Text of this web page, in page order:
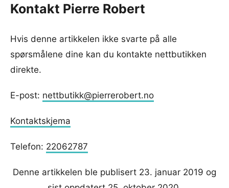
Kontakt Pierre Robert
Hvis denne artikkelen ikke svarte på alle
spørsmålene dine kan du kontakte nettbutikken
direkte.
E-post: nettbutikk@pierrerobert.no
Kontaktskjema
Telefon: 22062787
Denne artikkelen ble publisert 23. januar 2019 og